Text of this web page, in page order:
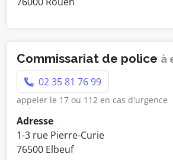
Commissariat de police à
02 35 81 76 99
appeler le 17 ou 112 en cas d'urgence
Adresse
1-3 rue Pierre-Curie
76500 Elbeuf